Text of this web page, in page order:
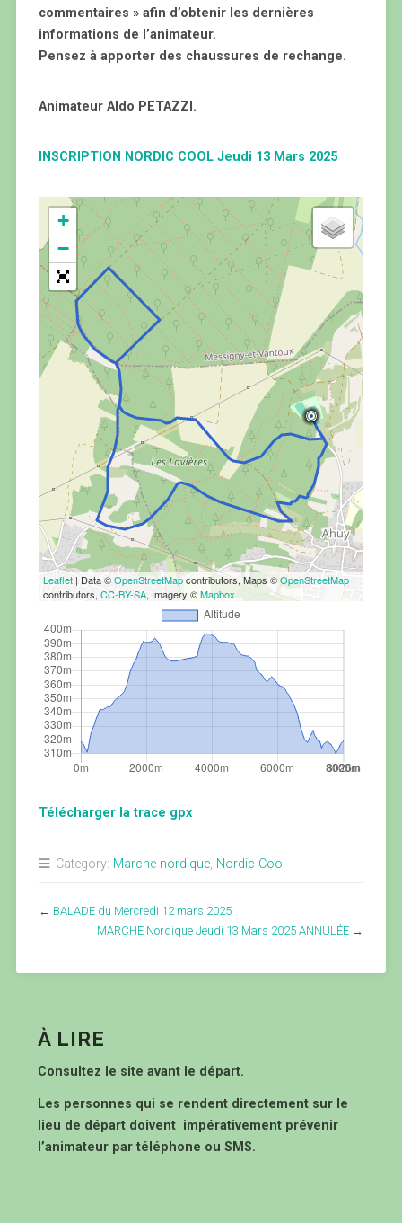
commentaires » afin d’obtenir les dernières
informations de l’animateur.
Pensez à apporter des chaussures de rechange.
Animateur Aldo PETAZZI.
INSCRIPTION NORDIC COOL Jeudi 13 Mars 2025
+
−
Leaflet| Data ©OpenStreetMapcontributors, Maps ©OpenStreetMap
contributors, CC-BY-SA, Imagery ©Mapbox
Télécharger la trace gpx
Category: Marche nordique, Nordic Cool
← BALADE du Mercredi 12 mars 2025
MARCHE Nordique Jeudi 13 Mars 2025 ANNULÉE →
À LIRE
Consultez le site avant le départ.
Les personnes qui se rendent directement sur le
lieu de départ doivent impérativement prévenir
l’animateur par téléphone ou SMS.